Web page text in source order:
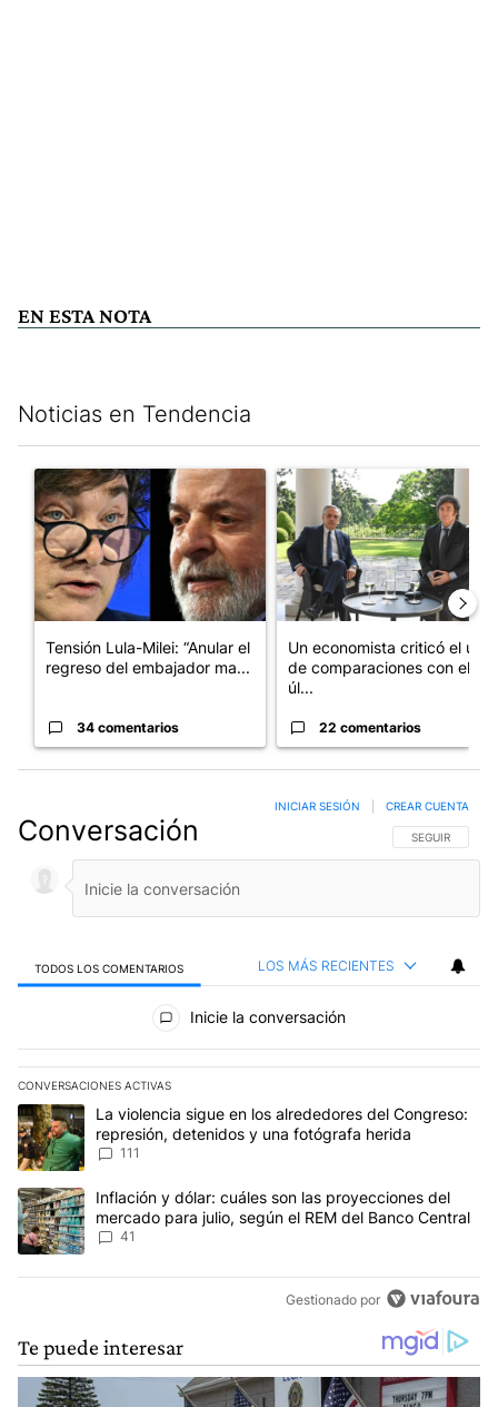
EN ESTA NOTA
Noticias en Tendencia
Un artículo de tendencia con el título "Tensión Lula-Milei:
Tensión Lula-Milei: “Anular el
regreso del embajador ma...
34 comentarios
Un artículo de tendencia con
Un economista criticó el uso
de comparaciones con el
úl...
22 comentarios
Conversación SIGA ESTA
SEGUIR
INICIAR SESIÓN CREAR CUENTA
TODOS LOS COMENTARIOS LOS MÁS RECIENTES
Todos los comentarios
Inicie la conversación
CONVERSACIONES ACTIVAS
Este listado muestra los artículos con más comentarios en los
Un artículo de tendencia con el título "La violencia sigue en los
La violencia sigue en los alrededores del Congreso:
represión, detenidos y una fotógrafa herida
111
Un artículo de tendencia con el título "Inflación y dólar: cuáles
Inflación y dólar: cuáles son las proyecciones del
mercado para julio, según el REM del Banco Central
41
Gestionado por